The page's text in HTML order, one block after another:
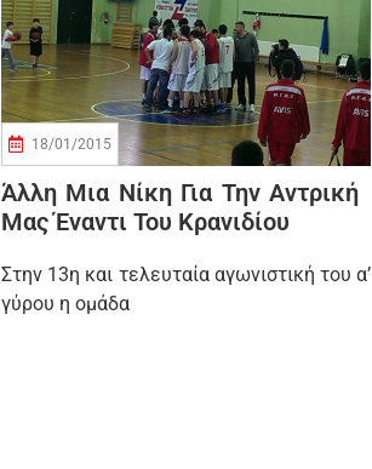
18/01/2015
Άλλη Μια Νίκη Για Την Αντρική
Μας Έναντι Του Κρανιδίου
Στην 13η και τελευταία αγωνιστική του α’
γύρου η ομάδα